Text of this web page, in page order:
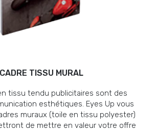
CADRE TISSU MURAL
tissu tendu publicitaires sont des
esthétiques. Eyes Up vous
muraux (toile en tissu polyester)
de mettre en valeur votre offre